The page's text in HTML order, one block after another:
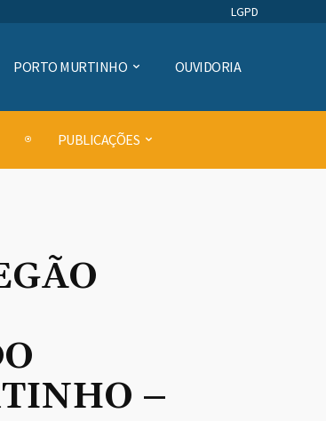
LGPD
PORTO MURTINHO OUVIDORIA
PUBLICAÇÕES
–